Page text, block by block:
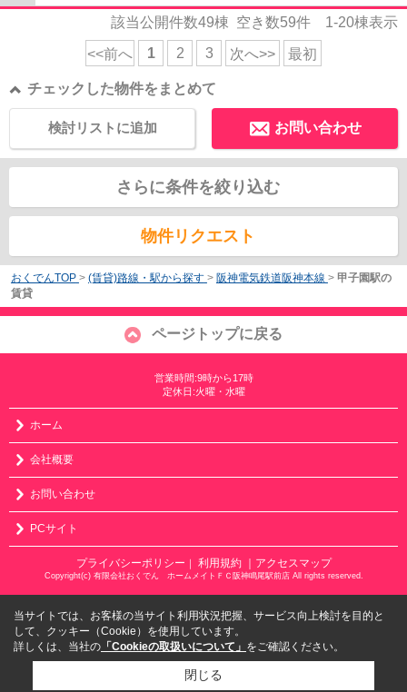
該当公開件数49棟 空き数59件 1-20棟表示
<<前へ 1 2 3 次へ>> 最初
チェックした物件をまとめて
お問い合わせ
検討リストに追加
さらに条件を絞り込む
物件リクエスト
おくでんTOP > (賃貸)路線・駅から探す > 阪神電気鉄道阪神本線 > 甲子園駅の
賃貸
ページトップに戻る
営業時間:9時から17時
定休日:火曜・水曜
ホーム
会社概要
お問い合わせ
PCサイト
プライバシーポリシー ｜ 利用規約 ｜アクセスマップ
Copyright(c) 有限会社おくでん ホームメイトＦＣ阪神鳴尾駅前店 All rights reserved.
当サイトでは、お客様の当サイト利用状況把握、サービス向上検討を目的と
して、クッキー（Cookie）を使用しています。
詳しくは、当社の 「Cookieの取扱いについて」 をご確認ください。
閉じる